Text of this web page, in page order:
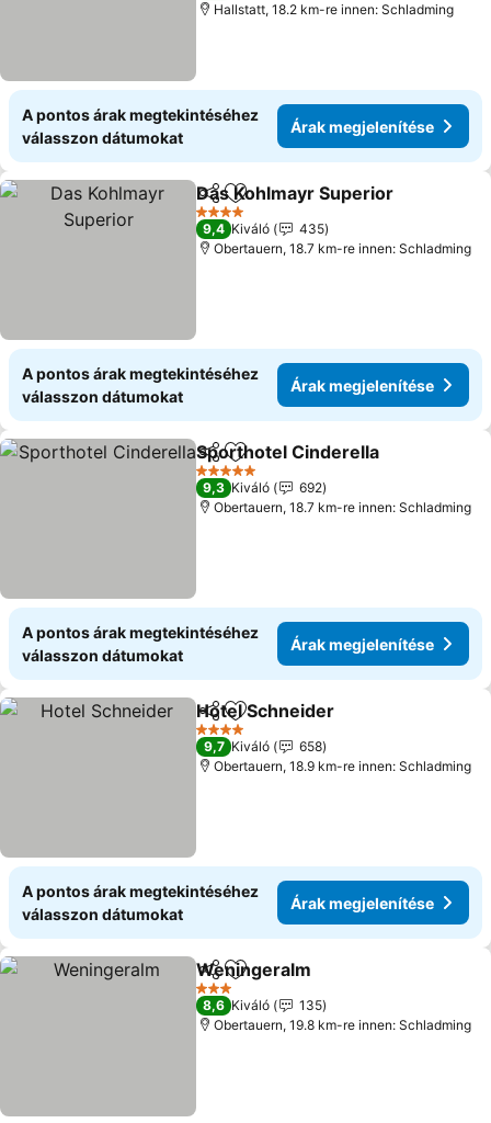
Hallstatt, 18.2 km-re innen: Schladming
A pontos árak megtekintéséhez
válasszon dátumokat
Árak megjelenítése
Megosztás
Hozzáadás a kedvencekhez
Das Kohlmayr Superior
4 Kategória
9,4 Kiváló
435
Obertauern, 18.7 km-re innen: Schladming
A pontos árak megtekintéséhez
válasszon dátumokat
Árak megjelenítése
Megosztás
Hozzáadás a kedvencekhez
Sporthotel Cinderella
5 Kategória
9,3 Kiváló
692
Obertauern, 18.7 km-re innen: Schladming
A pontos árak megtekintéséhez
válasszon dátumokat
Árak megjelenítése
Megosztás
Hozzáadás a kedvencekhez
Hotel Schneider
4 Kategória
9,7 Kiváló
658
Obertauern, 18.9 km-re innen: Schladming
A pontos árak megtekintéséhez
válasszon dátumokat
Árak megjelenítése
Megosztás
Hozzáadás a kedvencekhez
Weningeralm
3 Kategória
8,6 Kiváló
135
Obertauern, 19.8 km-re innen: Schladming